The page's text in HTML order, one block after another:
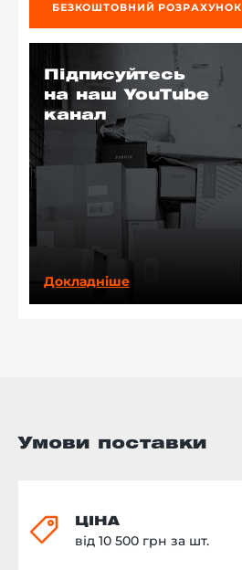
БЕЗКОШТОВНИЙ РОЗРАХУНОК
Підписуйтесь
на наш YouTube
канал
Докладніше
Умови поставки
ЦІНА
від 10 500 грн за шт.